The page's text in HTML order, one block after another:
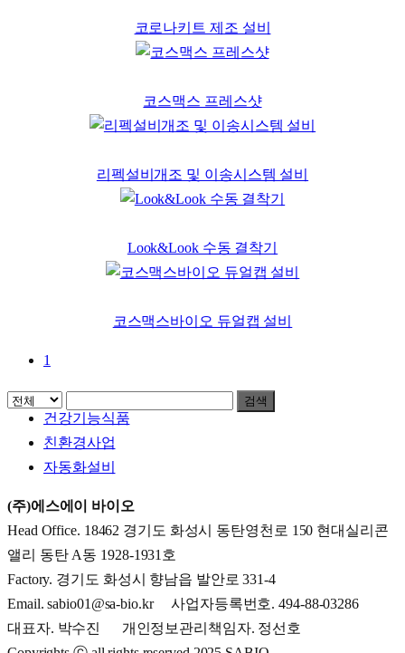
코로나키트 제조 설비
코스맥스 프레스샷
리펙설비개조 및 이송시스템 설비
Look&Look 수동 결착기
코스맥스바이오 듀얼캡 설비
1
검색
Menu
건강기능식품
친환경사업
자동화설비
(주)에스에이 바이오
Head Office. 18462 경기도 화성시 동탄영천로 150 현대실리콘
앨리 동탄 A동 1928-1931호
Factory. 경기도 화성시 향남읍 발안로 331-4
Email. sabio01@sa-bio.kr 사업자등록번호. 494-88-03286
대표자. 박수진 개인정보관리책임자. 정선호